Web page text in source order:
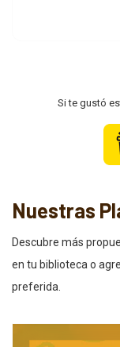
Si te gustó
Nuestras
Descubre más
en tu biblioteca o
preferida.